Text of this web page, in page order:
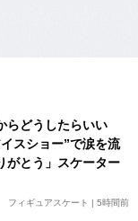
らどうしたらいい
スショー”で涙を流
がとう」スケーター
フィギュアスケート | 5時間前